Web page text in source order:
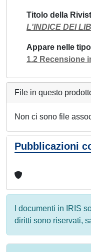
Titolo della
L'INDICE DEI
Appare nelle
1.2 Recensione
File in questo
Non ci sono file
Pubblicazioni
I documenti in IRIS
diritti sono riservati,